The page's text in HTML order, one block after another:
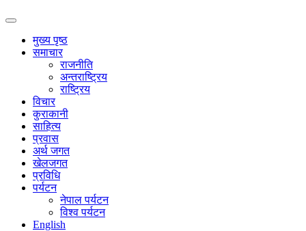
मुख्य पृष्ठ
समाचार
राजनीति
अन्तराष्ट्रिय
राष्ट्रिय
विचार
कुराकानी
साहित्य
प्रवास
अर्थ जगत
खेलजगत
प्रविधि
पर्यटन
नेपाल पर्यटन
विश्व पर्यटन
English